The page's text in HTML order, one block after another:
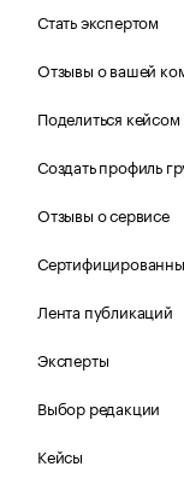
Стать экспертом
Отзывы о вашей
Поделиться кейсом
Создать профиль
Отзывы о сервисе
Лента публикаций
Эксперты
Выбор редакции
Кейсы